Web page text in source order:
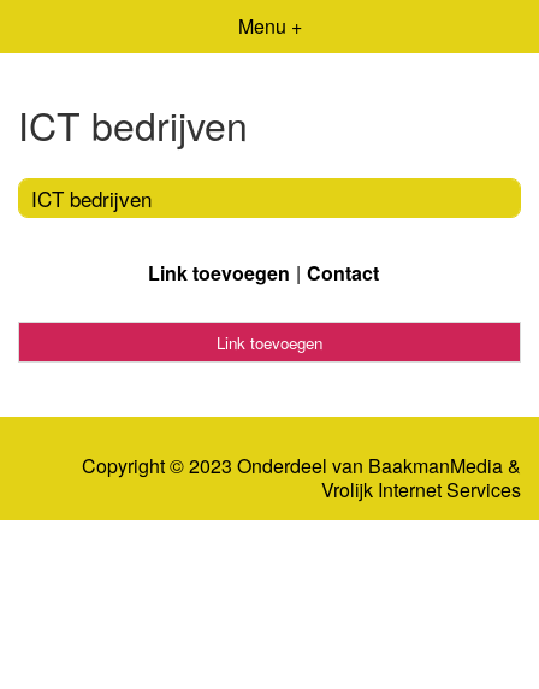
Menu +
ICT bedrijven
ICT bedrijven
Link toevoegen Contact
Link toevoegen
Copyright © 2023 Onderdeel van BaakmanMedia&
Vrolijk Internet Services